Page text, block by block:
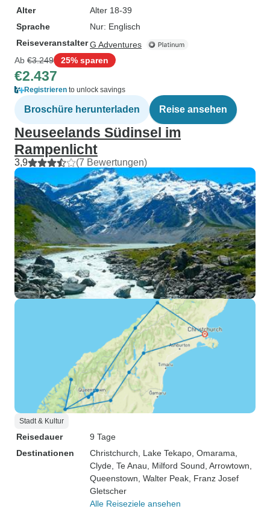
Alter
Alter 18-39
Sprache
Nur: Englisch
ReiseveranstalterG Adventures
Ab €3.249 25% sparen
€2.437
Registrieren to unlock savings
Broschüre herunterladen Reise ansehen
Neuseelands Südinsel im
Rampenlicht
3,9 (7 Bewertungen)
Stadt & Kultur
Reisedauer
9 Tage
Destinationen
Christchurch , Lake Tekapo , Omarama
Clyde , Te Anau , Milford Sound , Arrowtown
Queenstown , Walter Peak , Franz Josef
Gletscher
Alle Reiseziele ansehen